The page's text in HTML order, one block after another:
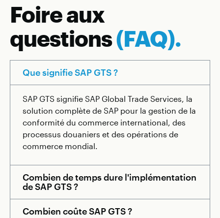
Foire aux
questions(FAQ).
Que signifie SAP GTS ?
SAP GTS signifie SAP Global Trade Services, la
solution complète de SAP pour la gestion de la
conformité du commerce international, des
processus douaniers et des opérations de
commerce mondial.
Combien de temps dure l'implémentation
de SAP GTS ?
Combien coûte SAP GTS ?